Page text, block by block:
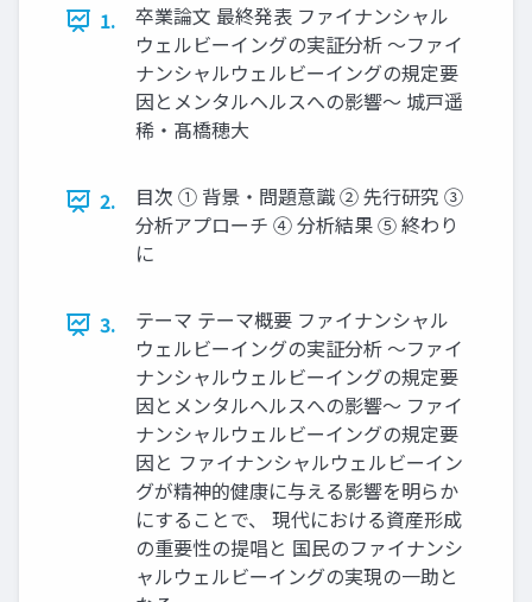
1.
卒業論文 最終発表 ファイナンシャル
ウェルビーイングの実証分析 〜ファイ
ナンシャルウェルビーイングの規定要
因とメンタルヘルスへの影響〜 城戸遥
稀・髙橋穂大
2.
目次 ① 背景・問題意識 ② 先行研究 ③
分析アプローチ ④ 分析結果 ⑤ 終わり
に
3.
テーマ テーマ概要 ファイナンシャル
ウェルビーイングの実証分析 〜ファイ
ナンシャルウェルビーイングの規定要
因とメンタルヘルスへの影響〜 ファイ
ナンシャルウェルビーイングの規定要
因と ファイナンシャルウェルビーイン
グが精神的健康に与える影響を明らか
にすることで、 現代における資産形成
の重要性の提唱と 国民のファイナンシ
ャルウェルビーイングの実現の一助と